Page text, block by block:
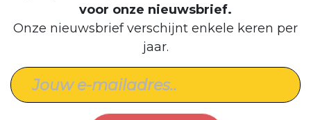
voor onze nieuwsbrief.
Onze nieuwsbrief verschijnt enkele keren per
jaar.